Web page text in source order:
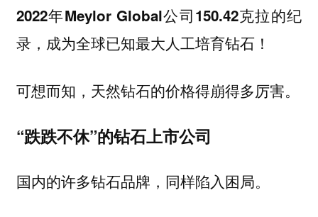
2022年Meylor Global公司150.42克拉的纪
录，成为全球已知最大人工培育钻石！
可想而知，天然钻石的价格得崩得多厉害。
“跌跌不休”的钻石上市公司
国内的许多钻石品牌，同样陷入困局。